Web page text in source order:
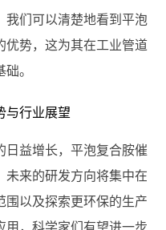
我们可以清楚地看到平泡
优势，这为其在工业管道
。
与行业展望
日益增长，平泡复合胺催
未来的研发方向将集中在
围以及探索更环保的生产